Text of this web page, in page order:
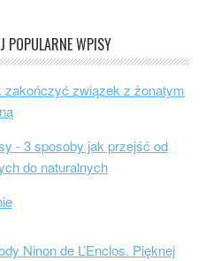
POPULARNE WPISY
zakończyć związek z żonatym
- 3 sposoby jak przejść od
do naturalnych
Ninon de L’Enclos. Pięknej